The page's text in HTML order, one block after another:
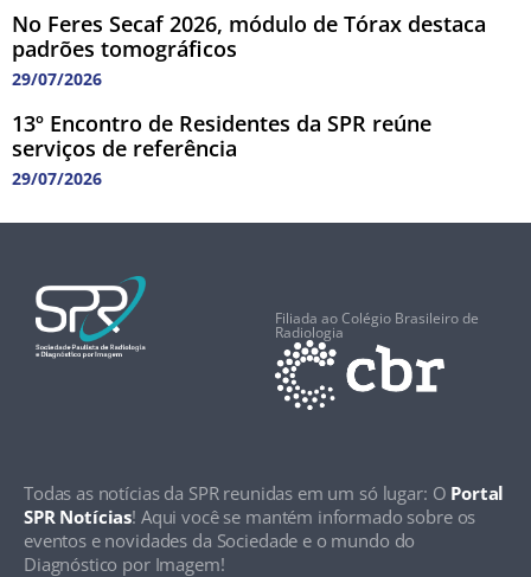
No Feres Secaf 2026, módulo de Tórax destaca
padrões tomográficos
29/07/2026
13º Encontro de Residentes da SPR reúne
serviços de referência
29/07/2026
Filiada ao Colégio Brasileiro de
Radiologia
Todas as notícias da SPR reunidas em um só lugar: O Portal
SPR Notícias! Aqui você se mantém informado sobre os
eventos e novidades da Sociedade e o mundo do
Diagnóstico por Imagem!